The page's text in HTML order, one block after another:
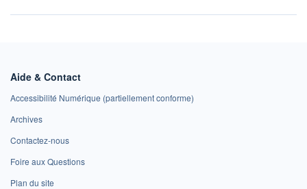
Aide & Contact
Accessibilité Numérique (partiellement conforme)
Archives
Contactez-nous
Foire aux Questions
Plan du site